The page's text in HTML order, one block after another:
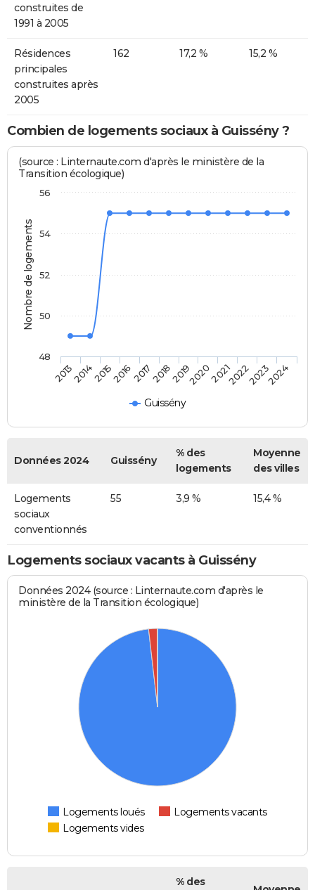
construites de
1991 à 2005
Résidences
principales
construites après
2005
162 17,2 % 15,2 %
Combien de logements sociaux à Guissény ?
Nombre de logements
(source : Linternaute.com d'après le ministère de la
Transition écologique)
Guissény
201320142015201620172018201920202021202220232024
48
50
52
54
56
Données 2024 Guissény
% des
logements
Moyenne
des villes
Logements
sociaux
conventionnés
55 3,9 % 15,4 %
Logements sociaux vacants à Guissény
Données 2024 (source : Linternaute.com d'après le
ministère de la Transition écologique)
Logements loués
Logements vacants
Logements vides
% des